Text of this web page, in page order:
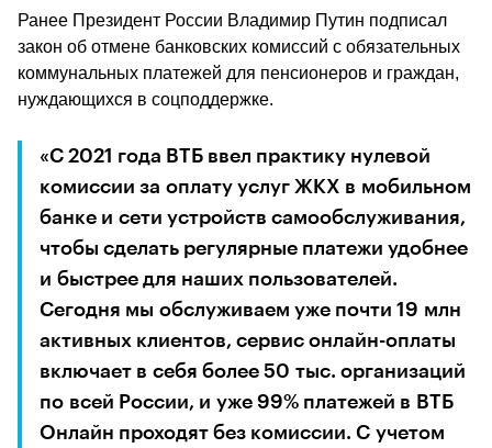
Ранее Президент России Владимир Путин подписал
закон об отмене банковских комиссий с обязательных
коммунальных платежей для пенсионеров и граждан,
нуждающихся в соцподдержке.
«С 2021 года ВТБ ввел практику нулевой
комиссии за оплату услуг ЖКХ в мобильном
банке и сети устройств самообслуживания,
чтобы сделать регулярные платежи удобнее
и быстрее для наших пользователей.
Сегодня мы обслуживаем уже почти 19 млн
активных клиентов, сервис онлайн-оплаты
включает в себя более 50 тыс. организаций
по всей России, и уже 99% платежей в ВТБ
Онлайн проходят без комиссии. С учетом